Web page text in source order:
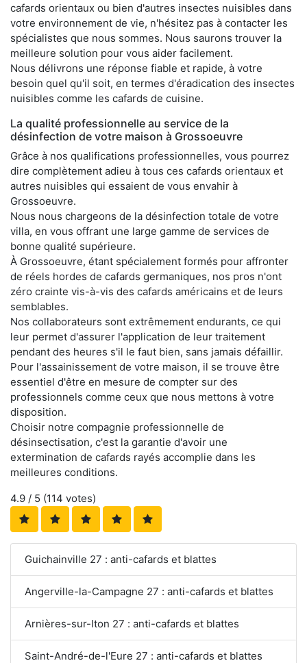
cafards orientaux ou bien d'autres insectes nuisibles dans
votre environnement de vie, n'hésitez pas à contacter les
spécialistes que nous sommes. Nous saurons trouver la
meilleure solution pour vous aider facilement.
Nous délivrons une réponse fiable et rapide, à votre
besoin quel qu'il soit, en termes d'éradication des insectes
nuisibles comme les cafards de cuisine.
La qualité professionnelle au service de la
désinfection de votre maison à Grossoeuvre
Grâce à nos qualifications professionnelles, vous pourrez
dire complètement adieu à tous ces cafards orientaux et
autres nuisibles qui essaient de vous envahir à
Grossoeuvre.
Nous nous chargeons de la désinfection totale de votre
villa, en vous offrant une large gamme de services de
bonne qualité supérieure.
À Grossoeuvre, étant spécialement formés pour affronter
de réels hordes de cafards germaniques, nos pros n'ont
zéro crainte vis-à-vis des cafards américains et de leurs
semblables.
Nos collaborateurs sont extrêmement endurants, ce qui
leur permet d'assurer l'application de leur traitement
pendant des heures s'il le faut bien, sans jamais défaillir.
Pour l'assainissement de votre maison, il se trouve être
essentiel d'être en mesure de compter sur des
professionnels comme ceux que nous mettons à votre
disposition.
Choisir notre compagnie professionnelle de
désinsectisation, c'est la garantie d'avoir une
extermination de cafards rayés accomplie dans les
meilleures conditions.
4.9 / 5 (114 votes)
Guichainville 27 : anti-cafards et blattes
Angerville-la-Campagne 27 : anti-cafards et blattes
Arnières-sur-Iton 27 : anti-cafards et blattes
Saint-André-de-l'Eure 27 : anti-cafards et blattes